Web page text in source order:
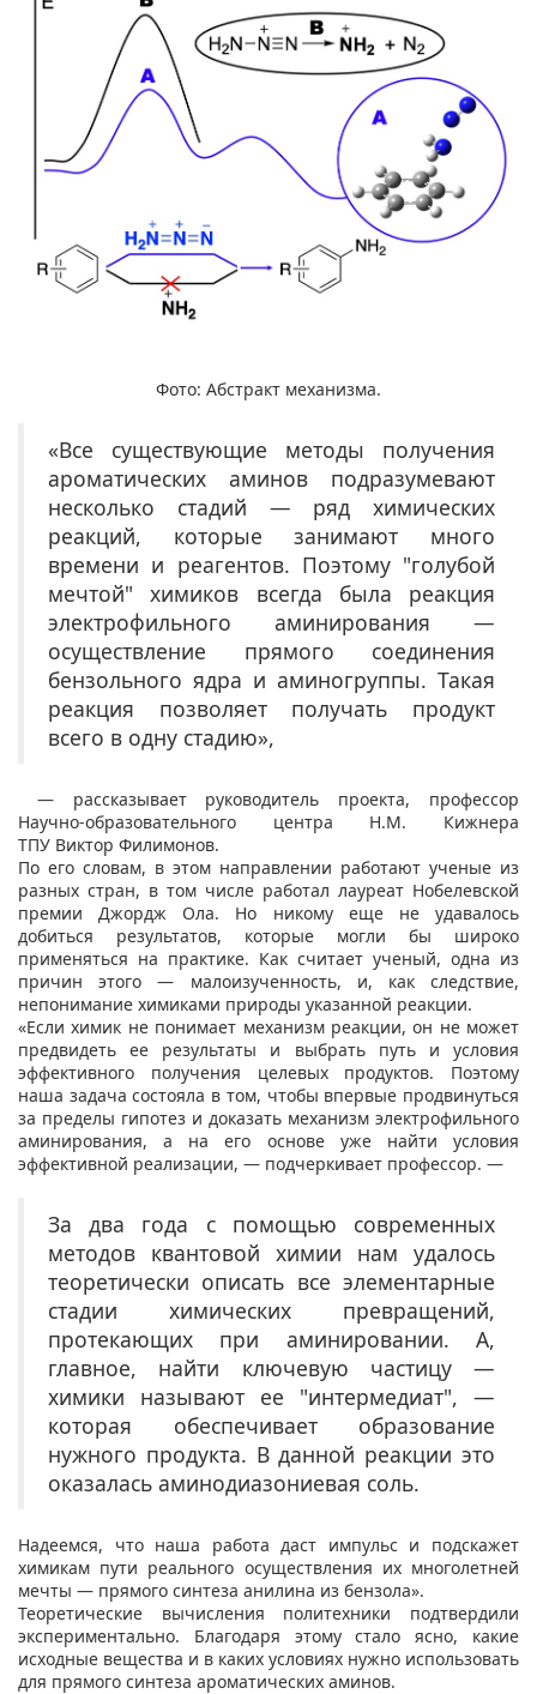
Фото: Абстракт механизма.
«Все существующие методы получения
ароматических аминов подразумевают
несколько стадий — ряд химических
реакций, которые занимают много
времени и реагентов. Поэтому "голубой
мечтой" химиков всегда была реакция
электрофильного аминирования —
осуществление прямого соединения
бензольного ядра и аминогруппы. Такая
реакция позволяет получать продукт
всего в одну стадию»,
— рассказывает руководитель проекта, профессор
Научно-образовательного центра Н.М. Кижнера
ТПУ Виктор Филимонов.
По его словам, в этом направлении работают ученые из
разных стран, в том числе работал лауреат Нобелевской
премии Джордж Ола. Но никому еще не удавалось
добиться результатов, которые могли бы широко
применяться на практике. Как считает ученый, одна из
причин этого — малоизученность, и, как следствие,
непонимание химиками природы указанной реакции.
«Если химик не понимает механизм реакции, он не может
предвидеть ее результаты и выбрать путь и условия
эффективного получения целевых продуктов. Поэтому
наша задача состояла в том, чтобы впервые продвинуться
за пределы гипотез и доказать механизм электрофильного
аминирования, а на его основе уже найти условия
эффективной реализации, — подчеркивает профессор. —
За два года с помощью современных
методов квантовой химии нам удалось
теоретически описать все элементарные
стадии химических превращений,
протекающих при аминировании. А,
главное, найти ключевую частицу —
химики называют ее "интермедиат", —
которая обеспечивает образование
нужного продукта. В данной реакции это
оказалась аминодиазониевая соль.
Надеемся, что наша работа даст импульс и подскажет
химикам пути реального осуществления их многолетней
мечты — прямого синтеза анилина из бензола».
Теоретические вычисления политехники подтвердили
экспериментально. Благодаря этому стало ясно, какие
исходные вещества и в каких условиях нужно использовать
для прямого синтеза ароматических аминов.